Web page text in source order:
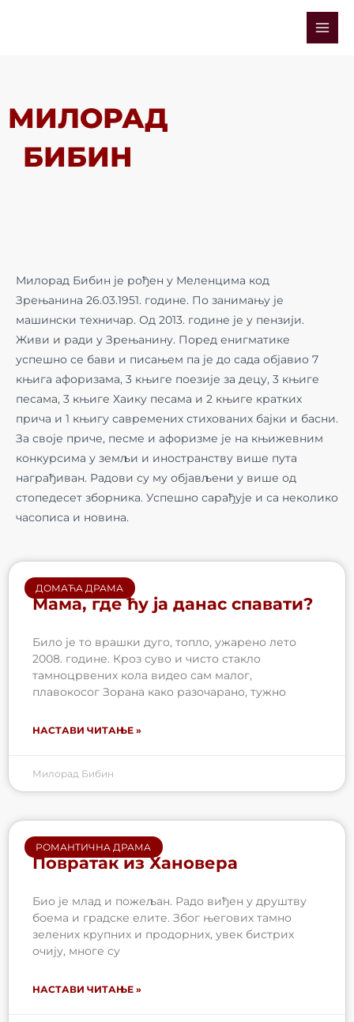
Main
МИЛОРАД
БИБИН
Милорад Бибин је рођен у Меленцима код
Зрењанина 26.03.1951. године. По занимању је
машински техничар. Од 2013. године је у пензији.
Живи и ради у Зрењанину. Поред енигматике
успешно се бави и писањем па је до сада објавио 7
књига афоризама, 3 књиге поезије за децу, 3 књиге
песама, 3 књиге Хаику песама и 2 књиге кратких
прича и 1 књигу савремених стихованих бајки и басни.
За своје приче, песме и афоризме је на књижевним
конкурсима у земљи и иностранству више пута
награђиван. Радови су му објављени у више од
стопедесет зборника. Успешно сарађује и са неколико
часописа и новина.
ДОМАЋА ДРАМА
Мама, где ћу ја данас спавати?
Било је то врашки дуго, топло, ужарено лето
2008. године. Кроз суво и чисто стакло
тамноцрвених кола видео сам малог,
плавокосог Зорана како разочарано, тужно
НАСТАВИ ЧИТАЊЕ »
Милорад Бибин
РОМАНТИЧНА ДРАМА
Повратак из Хановера
Био је млад и пожељан. Радо виђен у друштву
боема и градске елите. Због његових тамно
зелених крупних и продорних, увек бистрих
очију, многе су
НАСТАВИ ЧИТАЊЕ »